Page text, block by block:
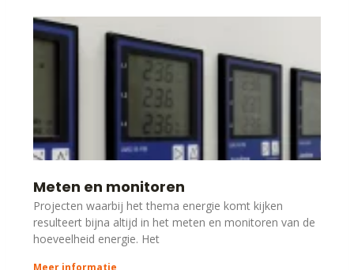
Meten en monitoren
Projecten waarbij het thema energie komt kijken
resulteert bijna altijd in het meten en monitoren van de
hoeveelheid energie. Het